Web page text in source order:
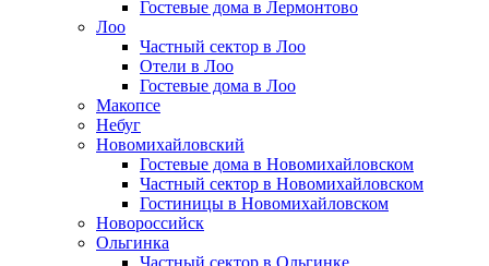
Гостевые дома в Лермонтово
Лоо
Частный сектор в Лоо
Отели в Лоо
Гостевые дома в Лоо
Макопсе
Небуг
Новомихайловский
Гостевые дома в Новомихайловском
Частный сектор в Новомихайловском
Гостиницы в Новомихайловском
Новороссийск
Ольгинка
Частный сектор в Ольгинке